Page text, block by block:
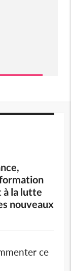
à la lutte
nouveaux
ce